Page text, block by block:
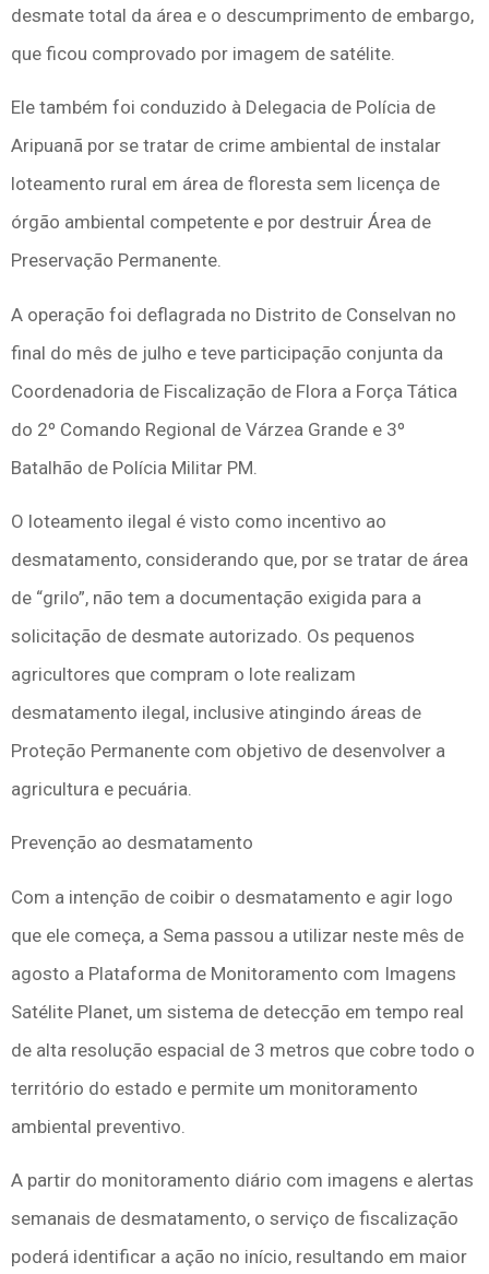
desmate total da área e o descumprimento de embargo,
que ficou comprovado por imagem de satélite.
Ele também foi conduzido à Delegacia de Polícia de
Aripuanã por se tratar de crime ambiental de instalar
loteamento rural em área de floresta sem licença de
órgão ambiental competente e por destruir Área de
Preservação Permanente.
A operação foi deflagrada no Distrito de Conselvan no
final do mês de julho e teve participação conjunta da
Coordenadoria de Fiscalização de Flora a Força Tática
do 2º Comando Regional de Várzea Grande e 3º
Batalhão de Polícia Militar PM.
O loteamento ilegal é visto como incentivo ao
desmatamento, considerando que, por se tratar de área
de “grilo”, não tem a documentação exigida para a
solicitação de desmate autorizado. Os pequenos
agricultores que compram o lote realizam
desmatamento ilegal, inclusive atingindo áreas de
Proteção Permanente com objetivo de desenvolver a
agricultura e pecuária.
Prevenção ao desmatamento
Com a intenção de coibir o desmatamento e agir logo
que ele começa, a Sema passou a utilizar neste mês de
agosto a Plataforma de Monitoramento com Imagens
Satélite Planet, um sistema de detecção em tempo real
de alta resolução espacial de 3 metros que cobre todo o
território do estado e permite um monitoramento
ambiental preventivo.
A partir do monitoramento diário com imagens e alertas
semanais de desmatamento, o serviço de fiscalização
poderá identificar a ação no início, resultando em maior